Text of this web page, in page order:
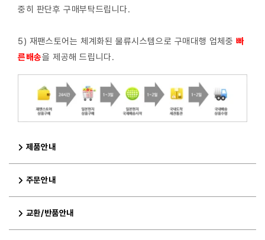
중히 판단후 구매부탁드립니다.
5) 재팬스토어는 체계화된 물류시스템으로 구매대행 업체중빠
른배송을 제공해 드립니다.
제품안내
주문안내
교환/반품안내